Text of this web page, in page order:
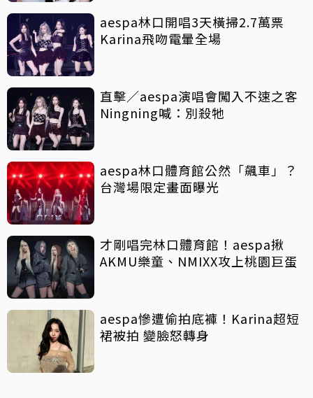
aespa林口開唱3天橫掃2.7萬票
Karina飛吻電暈全場
直擊／aespa演唱會闖入不速之客
Ningning喊：別殺牠
aespa林口體育館公然「飆車」？
台灣場限定畫面曝光
才剛唱完林口體育館！aespa揪
AKMU樂童、NMIXX攻上桃園巨蛋
aespa慘遭偷拍底褲！Karina超短
裙被拍 變臉怒轉身